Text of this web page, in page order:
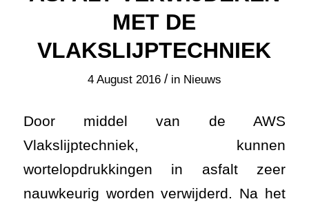
MET DE
VLAKSLIJPTECHNIEK
4 August 2016 / in Nieuws
Door middel van de AWS
Vlakslijptechniek, kunnen
wortelopdrukkingen in asfalt zeer
nauwkeurig worden verwijderd. Na het